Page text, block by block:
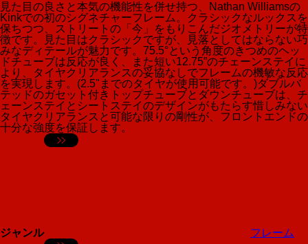
見た目の良さと本気の機能性を併せ持つ、Nathan Williamsの
Kinkでの初のシグネチャーフレーム。クラシックなルックスを
保ちつつ、ストリートの「今」をもりこんだジオメトリーが特
徴です。見た目はクラシックですが、見落としてはならない巧
みなディテールが魅力です。75.5°という角度のきつめのヘッ
ドチューブは反応が良く、また短い12.75”のチェーンステイに
より、タイヤクリアランスの妥協なしでフレームの機敏な反応
を実現します。(2.5"までのタイヤが使用可能です。)ダブルバ
テッドのガセット付きトップチューブとダウンチューブは、チ
ェーンステイとシートステイのデザインがもたらす惜しみない
タイヤクリアランスと可能な限りの剛性が、フロントエンドの
十分な強度を保証します。
ジャンル フレーム